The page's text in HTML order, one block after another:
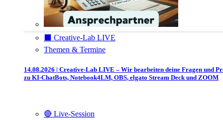
⬛️ Creative-Lab LIVE
Themen & Termine
14.08.2026 | Creative-Lab LIVE – Wir bearbeiten deine Fragen und
zu KI-ChatBots, Notebook4LM, OBS, elgato Stream Deck und ZOOM
🔴 Live-Session